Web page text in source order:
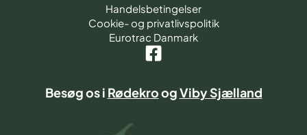
Handelsbetingelser
Cookie- og privatlivspolitik
Eurotrac Danmark
Besøg os i RødekroogViby Sjælland